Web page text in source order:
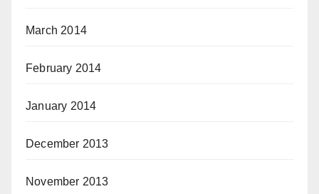
March 2014
February 2014
January 2014
December 2013
November 2013